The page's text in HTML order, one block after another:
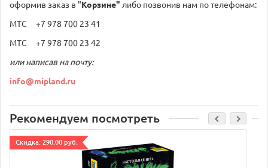
оформив заказ в "Корзине" либо позвонив нам по телефонам:
МТС +7 978 700 23 41
МТС +7 978 700 23 42
или написав на почту:
info@mipland.ru
Рекомендуем посмотреть
Cкидка: 290.00 руб.